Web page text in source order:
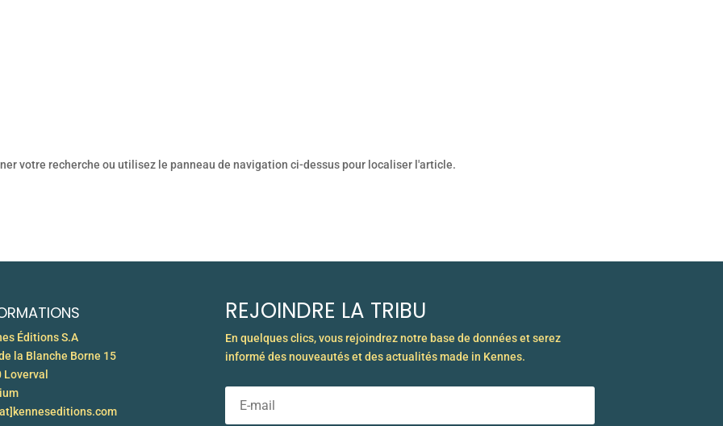
votre recherche ou utilisez le panneau de navigation ci-dessus pour localiser l'article.
Éditions S.A
la Blanche Borne 15
Loverval
REJOINDRE LA TRIBU
En quelques clics, vous rejoindrez notre base de données et serez
informé des nouveautés et des actualités made in Kennes.